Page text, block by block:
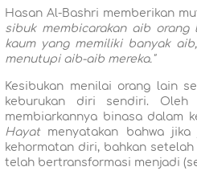
Hasan Al-Bashri memberikan
sibuk membicarakan aib orang
kaum yang memiliki banyak
menutupi aib-aib mereka."
Kesibukan menilai orang lain
keburukan diri sendiri.
membiarkannya binasa dalam
Hayatmenyatakan bahwa
kehormatan diri, bahkan
telah bertransformasi menjadi